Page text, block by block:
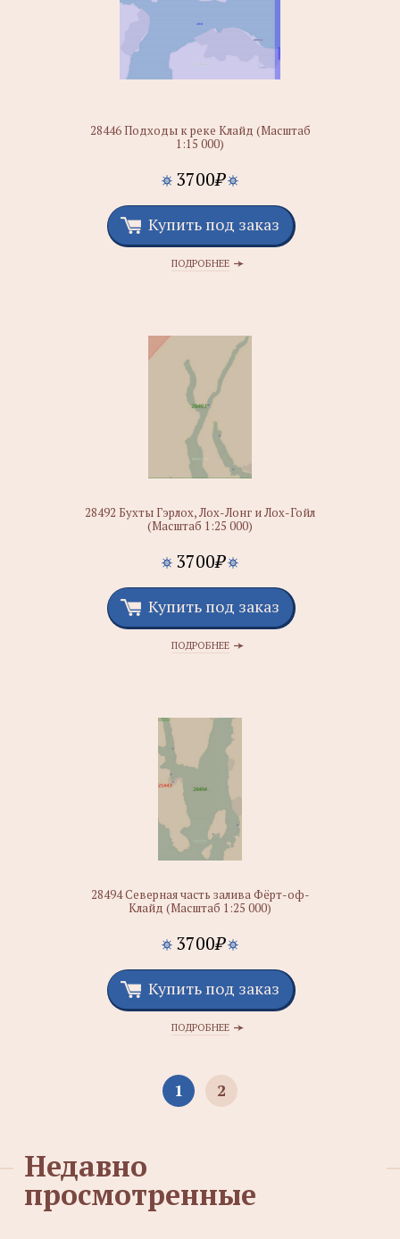
28446 Подходы к реке Клайд (Масштаб
1:15 000)
3700₽
Купить под заказ
ПОДРОБНЕЕ
28492 Бухты Гэрлох, Лох-Лонг и Лох-Гойл
(Масштаб 1:25 000)
3700₽
Купить под заказ
ПОДРОБНЕЕ
28494 Северная часть залива Фёрт-оф-
Клайд (Масштаб 1:25 000)
3700₽
Купить под заказ
ПОДРОБНЕЕ
1 2
Недавно
просмотренные